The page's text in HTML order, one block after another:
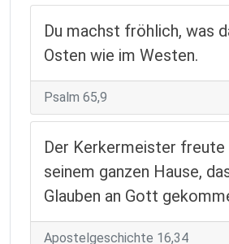
Du machst fröhlich, was
Osten wie im Westen.
Psalm 65,9
Der Kerkermeister freute
seinem ganzen Hause,
Glauben an Gott
Apostelgeschichte 16,34